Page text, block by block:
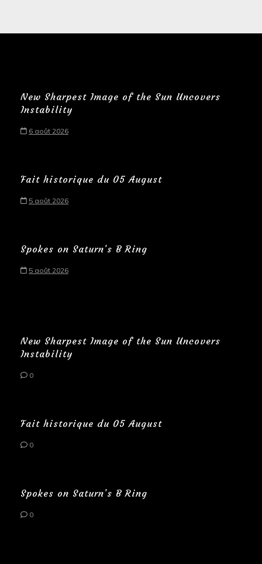
New Sharpest Image of the Sun Uncovers
Instability
6 août 2026
Fait historique du 05 August
5 août 2026
Spokes on Saturn’s B Ring
5 août 2026
New Sharpest Image of the Sun Uncovers
Instability
0
Fait historique du 05 August
0
Spokes on Saturn’s B Ring
0